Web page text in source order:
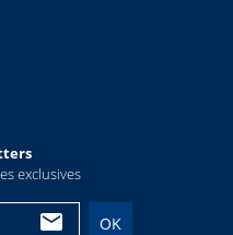
exclusives
OK